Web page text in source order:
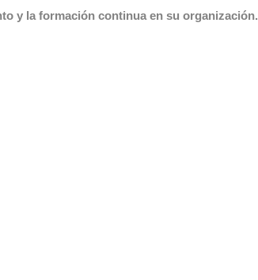
y la formación continua en su organización.